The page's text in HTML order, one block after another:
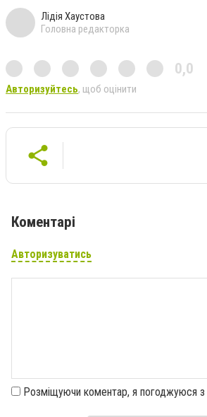
Лідія Хаустова
Головна редакторка
0,0
Авторизуйтесь, щоб оцінити
Коментарі
Авторизуватись
Розміщуючи коментар, я погоджуюся з